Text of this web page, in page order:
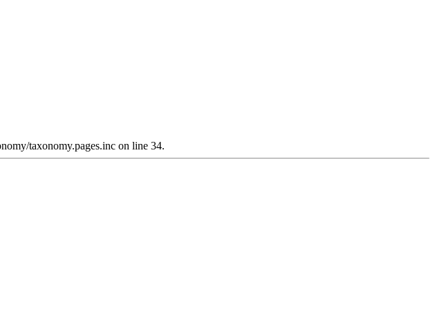
taxonomy.pages.inc on line 34.